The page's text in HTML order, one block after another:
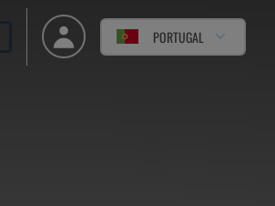
PORTUGAL